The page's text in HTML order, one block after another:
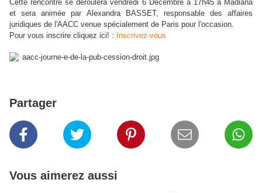
Cette rencontre se déroulera vendredi 6 Décembre à 17h45 à Madiana
et sera animée par Alexandra BASSET, responsable des affaires
juridiques de l'AACC venue spécialement de Paris pour l'occasion.
Pour vous inscrire cliquez ici! : Inscrivez-vous
Partager
Vous aimerez aussi